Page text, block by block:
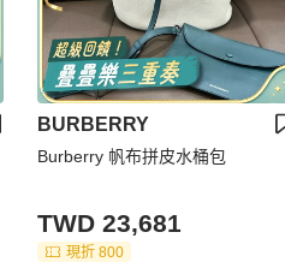
BURBERRY
Burberry 帆布拼皮水桶包
TWD 23,681
現折 800